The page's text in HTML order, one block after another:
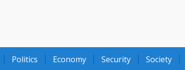
Politics Economy Security Society